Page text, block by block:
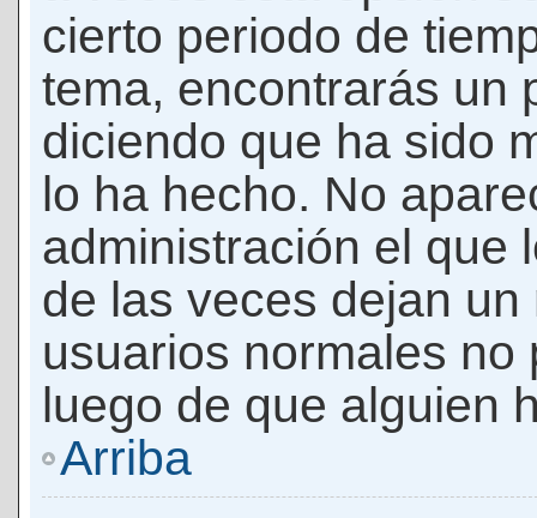
cierto periodo de
tema, encontrarás un
diciendo que ha sido
lo ha hecho. No
administración el que
de las veces dejan
usuarios normales
luego de que alguien
Arriba